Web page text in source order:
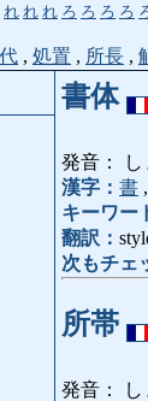
れ れ れ ろ ろ ろ ろ
, 処置 , 所長 ,
書体
発音： し
漢字： 書 ,
キーワー
翻訳：
次もチェ
所帯
発音： し